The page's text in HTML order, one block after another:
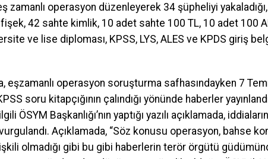
zamanlı operasyon düzenleyerek 34 şüpheliyi
42 sahte kimlik, 10 adet sahte 100 TL, 10 adet 100
ve lise diploması, KPSS, LYS, ALES ve KPDS giriş
eşzamanlı operasyon soruşturma safhasındayken 7
soru kitapçığının çalındığı yönünde haberler
ÖSYM Başkanlığı’nın yaptığı yazılı açıklamada,
Açıklamada, “Söz konusu operasyon, bahse
olmadığı gibi bu gibi haberlerin terör örgütü